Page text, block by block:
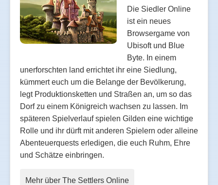
Die Siedler Online
ist ein neues
Browsergame von
Ubisoft und Blue
Byte. In einem
unerforschten land errichtet ihr eine Siedlung,
kümmert euch um die Belange der Bevölkerung,
legt Produktionsketten und Straßen an, um so das
Dorf zu einem Königreich wachsen zu lassen. Im
späteren Spielverlauf spielen Gilden eine wichtige
Rolle und ihr dürft mit anderen Spielern oder alleine
Abenteuerquests erledigen, die euch Ruhm, Ehre
und Schätze einbringen.
Mehr über The Settlers Online